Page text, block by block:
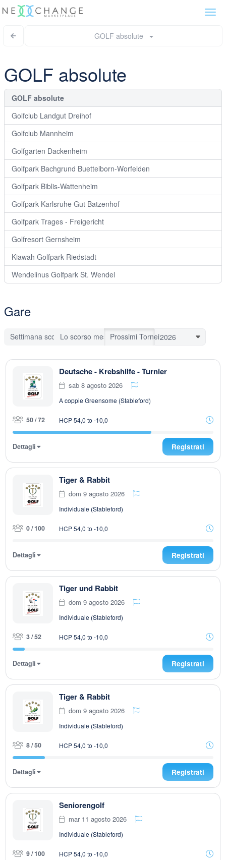
GOLF absolute
GOLF absolute
GOLF absolute
Golfclub Landgut Dreihof
Golfclub Mannheim
Golfgarten Dackenheim
Golfpark Bachgrund Buettelborn-Worfelden
Golfpark Biblis-Wattenheim
Golfpark Karlsruhe Gut Batzenhof
Golfpark Trages - Freigericht
Golfresort Gernsheim
Kiawah Golfpark Riedstadt
Wendelinus Golfpark St. Wendel
Gare
Settimana scorsaLo scorso meseProssimi Tornei
Deutsche - Krebshilfe - Turnier
sab 8 agosto 2026
A coppie Greensome (Stableford)
50 / 72 HCP 54,0 to -10,0
Dettagli Registrati
Tiger & Rabbit
dom 9 agosto 2026
Individuale (Stableford)
0 / 100 HCP 54,0 to -10,0
Dettagli Registrati
Tiger und Rabbit
dom 9 agosto 2026
Individuale (Stableford)
3 / 52 HCP 54,0 to -10,0
Dettagli Registrati
Tiger & Rabbit
dom 9 agosto 2026
Individuale (Stableford)
8 / 50 HCP 54,0 to -10,0
Dettagli Registrati
Seniorengolf
mar 11 agosto 2026
Individuale (Stableford)
9 / 100 HCP 54,0 to -10,0